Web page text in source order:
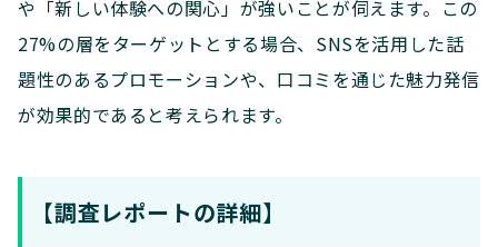
や「新しい体験への関心」が強いことが伺えます。この
27%の層をターゲットとする場合、SNSを活用した話
題性のあるプロモーションや、口コミを通じた魅力発信
が効果的であると考えられます。
【調査レポートの詳細】